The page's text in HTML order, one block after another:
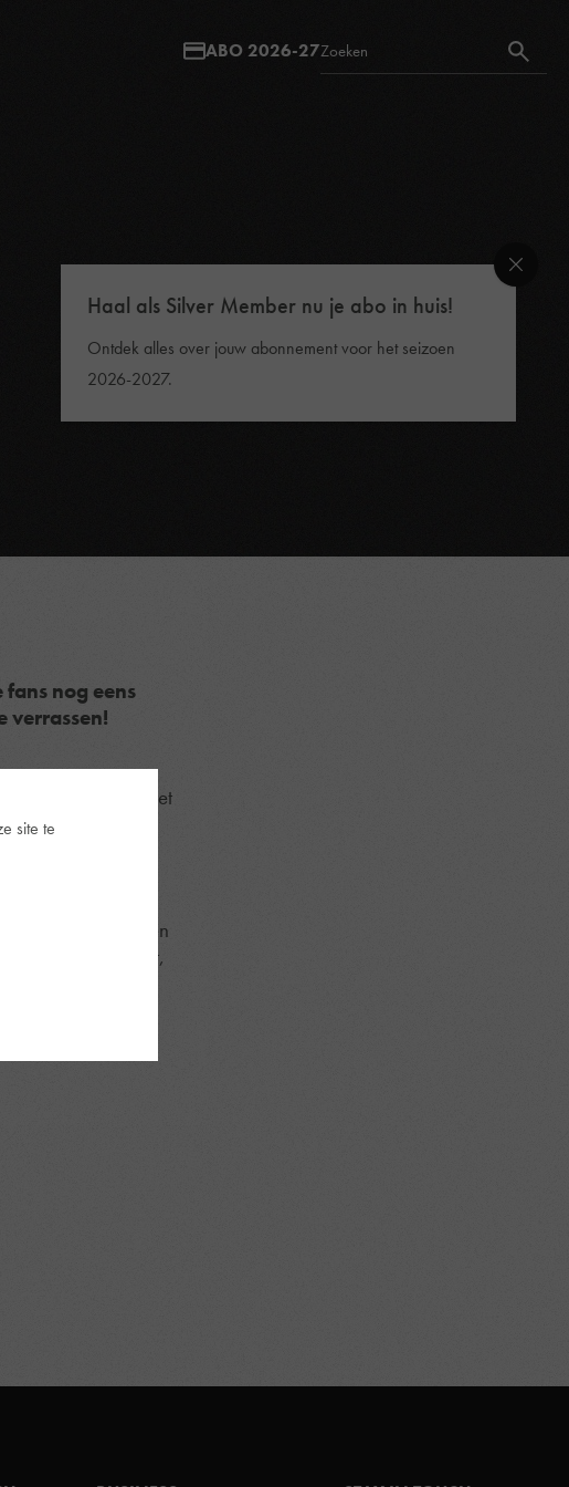
Haal als Silver Member nu je abo in huis!
Ontdek alles over jouw abonnement voor het seizoen
2026-2027.
ABO 2026-27
nog eens
verrassen!
is daarvoor het
van een
Essevee Shop en
Shop. Opgelet,
site te